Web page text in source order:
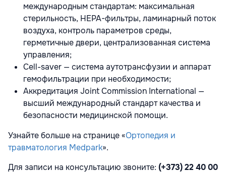
международным стандартам: максимальная
стерильность, HEPA-фильтры, ламинарный поток
воздуха, контроль параметров среды,
герметичные двери, централизованная система
управления;
Cell-saver — система аутотрансфузии и аппарат
гемофильтрации при необходимости;
Аккредитация Joint Commission International —
высший международный стандарт качества и
безопасности медицинской помощи.
Узнайте больше на странице «Ортопедия и
травматология Medpark».
Для записи на консультацию звоните: (+373) 22 40 00